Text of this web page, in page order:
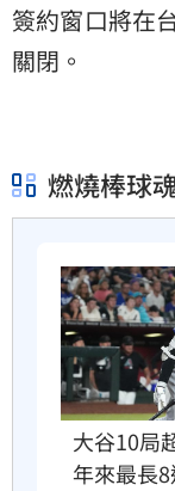
簽約窗口將在
關閉。
燃燒棒球
大谷10局
年來最長